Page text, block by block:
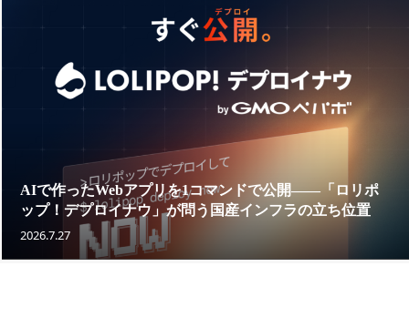
AIで作ったWebアプリを1コマンドで公開——「ロリポ
ップ！デプロイナウ」が問う国産インフラの立ち位置
2026.7.27